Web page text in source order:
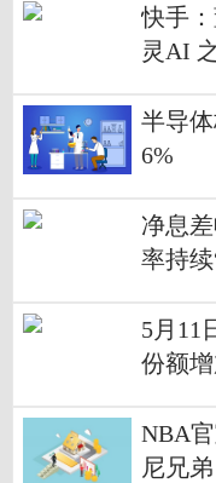
快手
灵AI
半导
6%
净息
率持
5月11
份额
NBA
尼兄